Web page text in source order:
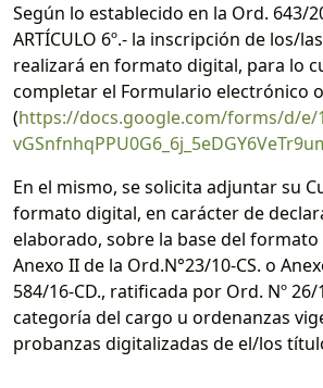
Según lo establecido en la Ord. 643/
ARTÍCULO 6º.- la inscripción de los/
realizará en formato digital, para lo
completar el Formulario electrónico
(https://docs.google.com/forms/d/e/
En el mismo, se solicita adjuntar su
formato digital, en carácter de
elaborado, sobre la base del formato
Anexo II de la Ord.N°23/10-CS. o
584/16-CD., ratificada por Ord. Nº 26/
categoría del cargo u ordenanzas
probanzas digitalizadas de el/los